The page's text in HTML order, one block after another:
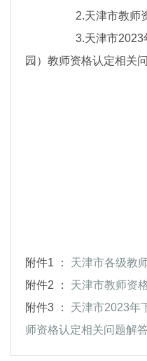
2.天津市教师资格
3.天津市2023年下
园）教师资格认定相关
附件1 ： 天津市各级教
附件2 ： 天津市教师资
附件3 ： 天津市2023年
师资格认定相关问题解